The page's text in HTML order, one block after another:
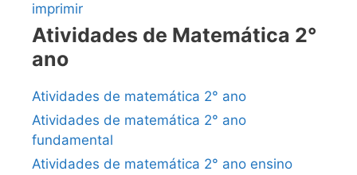
imprimir
Atividades de Matemática 2°
ano
Atividades de matemática 2° ano
Atividades de matemática 2° ano
fundamental
Atividades de matemática 2° ano ensino